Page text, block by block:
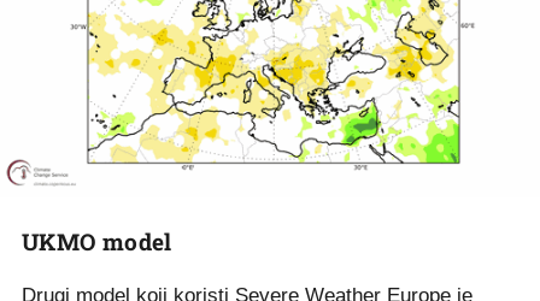
UKMO model
Drugi model koji koristi Severe Weather Europe je